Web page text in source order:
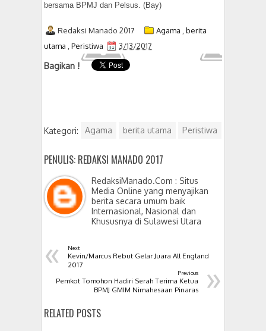
bersama BPMJ dan Pelsus. (Bay)
Redaksi Manado 2017 Agama
berita
utama
Peristiwa 3/13/2017
Bagikan !
Kategori: Agama berita utama Peristiwa
PENULIS: REDAKSI MANADO 2017
RedaksiManado.Com : Situs
Media Online yang menyajikan
berita secara umum baik
Internasional, Nasional dan
Khususnya di Sulawesi Utara
« Next
Kevin/Marcus Rebut Gelar Juara All England
2017
»
Previous
Pemkot Tomohon Hadiri Serah Terima Ketua
BPMJ GMIM Nimahesaan Pinaras
RELATED POSTS